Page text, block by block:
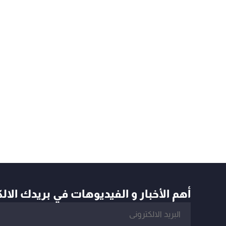
أهم الأخبار و الفيديوهات في بريدك